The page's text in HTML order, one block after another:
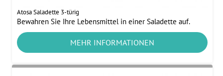
Atosa Saladette 3-türig
Bewahren Sie Ihre Lebensmittel in einer Saladette auf.
MEHR INFORMATIONEN